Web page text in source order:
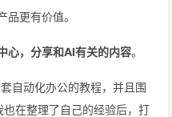
更有价值。
心，分享和AI有关的内容。
自动化办公的教程，并且围
在整理了自己的经验后，打